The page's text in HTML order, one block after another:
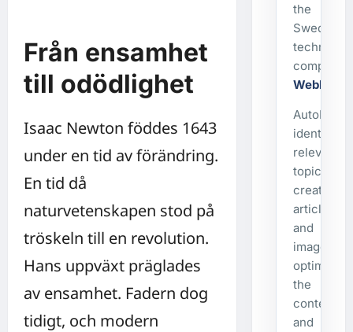
Från ensamhet
till odödlighet
Isaac Newton föddes 1643
under en tid av förändring.
En tid då
naturvetenskapen stod på
tröskeln till en revolution.
Hans uppväxt präglades
av ensamhet. Fadern dog
tidigt, och modern
the
Swedish
company
WebbX
AutoPost
identifies
relevant
topics,
creates
articles
and
images,
optimizes
the
content,
and